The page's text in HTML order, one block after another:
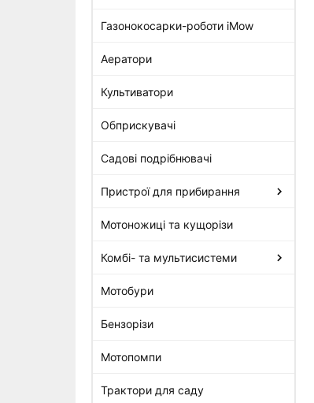
Газонокосарки-роботи iMow
Аератори
Культиватори
Обприскувачі
Садові подрібнювачі
Пристрої для прибирання
Мотоножиці та кущорізи
Комбі- та мультисистеми
Мотобури
Бензорізи
Мотопомпи
Трактори для саду
Диск абразивний Stihl
сталь (0835-010-7000)